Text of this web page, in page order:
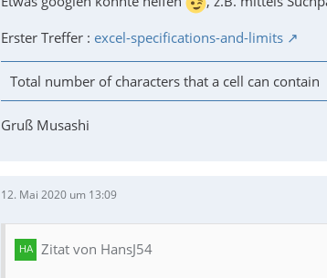
Erster Treffer : excel-specifications-and-limits
Total number of characters that a cell can contain
Gruß Musashi
12. Mai 2020 um 13:09
Zitat von HansJ54